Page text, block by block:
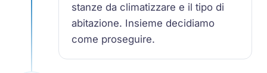
stanze da climatizzare e il tipo di
abitazione. Insieme decidiamo
come proseguire.